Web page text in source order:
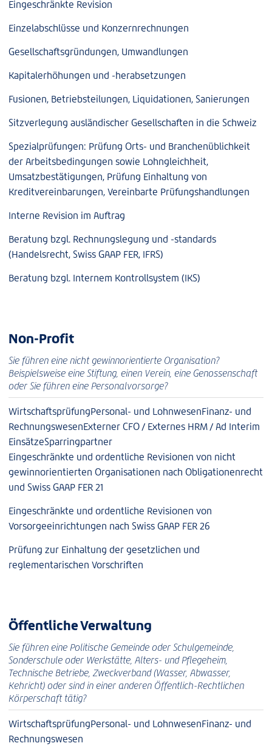
Eingeschränkte Revision
Einzelabschlüsse und Konzernrechnungen
Gesellschaftsgründungen, Umwandlungen
Kapitalerhöhungen und -herabsetzungen
Fusionen, Betriebsteilungen, Liquidationen, Sanierungen
Sitzverlegung ausländischer Gesellschaften in die Schweiz
Spezialprüfungen: Prüfung Orts- und Branchenüblichkeit
der Arbeitsbedingungen sowie Lohngleichheit,
Umsatzbestätigungen, Prüfung Einhaltung von
Kreditvereinbarungen, Vereinbarte Prüfungshandlungen
Interne Revision im Auftrag
Beratung bzgl. Rechnungslegung und -standards
(Handelsrecht, Swiss GAAP FER, IFRS)
Beratung bzgl. Internem Kontrollsystem (IKS)
Non-Profit
Sie führen eine nicht gewinnorientierte Organisation?
Beispielsweise eine Stiftung, einen Verein, eine Genossenschaft
oder Sie führen eine Personalvorsorge?
WirtschaftsprüfungPersonal- und LohnwesenFinanz- und
RechnungswesenExterner CFO / Externes HRM / Ad Interim
EinsätzeSparringpartner
Eingeschränkte und ordentliche Revisionen von nicht
gewinnorientierten Organisationen nach Obligationenrecht
und Swiss GAAP FER 21
Eingeschränkte und ordentliche Revisionen von
Vorsorgeeinrichtungen nach Swiss GAAP FER 26
Prüfung zur Einhaltung der gesetzlichen und
reglementarischen Vorschriften
Öffentliche Verwaltung
Sie führen eine Politische Gemeinde oder Schulgemeinde,
Sonderschule oder Werkstätte, Alters- und Pflegeheim,
Technische Betriebe, Zweckverband (Wasser, Abwasser,
Kehricht) oder sind in einer anderen Öffentlich-Rechtlichen
Körperschaft tätig?
WirtschaftsprüfungPersonal- und LohnwesenFinanz- und
Rechnungswesen